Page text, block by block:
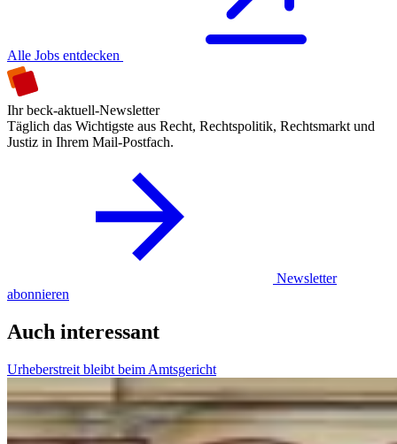
Alle Jobs entdecken
Ihr beck-aktuell-Newsletter
Täglich das Wichtigste aus Recht, Rechtspolitik, Rechtsmarkt und
Justiz in Ihrem Mail-Postfach.
Newsletter
abonnieren
Auch interessant
Urheberstreit bleibt beim Amtsgericht